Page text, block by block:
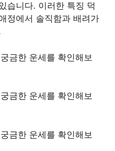
습니다. 이러한 특징 덕
정에서 솔직함과 배려가
금한 운세를 확인해보
금한 운세를 확인해보
금한 운세를 확인해보